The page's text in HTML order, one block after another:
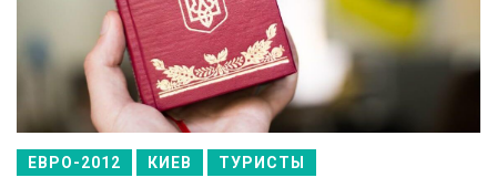
ЕВРО-2012 КИЕВ ТУРИСТЫ